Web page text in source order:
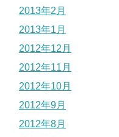
2013年2月
2013年1月
2012年12月
2012年11月
2012年10月
2012年9月
2012年8月